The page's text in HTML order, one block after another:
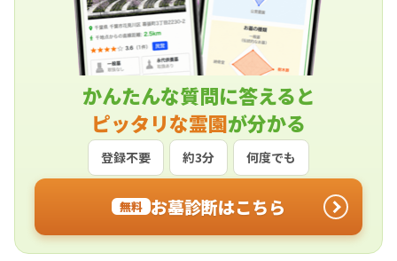
かんたんな質問に答えると
ピッタリな霊園が分かる
登録不要 約3分 何度でも
無料 お墓診断はこちら